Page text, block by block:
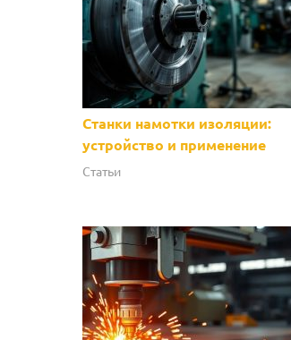
Станки намотки изоляции:
устройство и применение
Статьи